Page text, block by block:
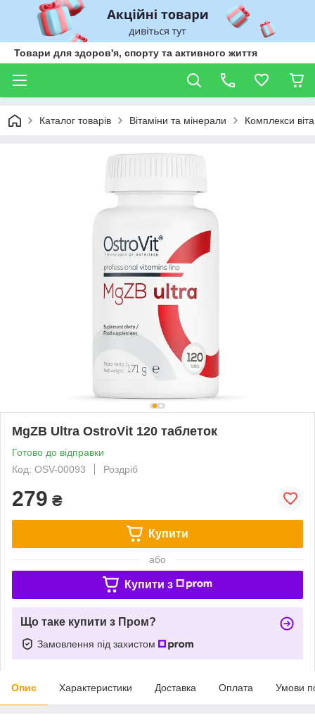
Товари для здоров'я, спорту та активного життя
Каталог товарів Вітаміни та мінерали Комплекси
MgZB Ultra OstroVit 120 таблеток
Готово до відправки
Код: OSV-00093
Роздріб
279 ₴
Купити
або
Купити з
Що таке купити з Пром?
Замовлення під захистом
Опис Характеристики Доставка Оплата Умови